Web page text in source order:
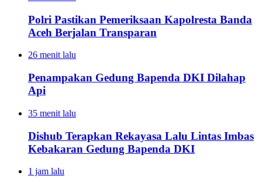
Polri Pastikan Pemeriksaan Kapolresta Banda
Aceh Berjalan Transparan
26 menit lalu
Penampakan Gedung Bapenda DKI Dilahap
Api
35 menit lalu
Dishub Terapkan Rekayasa Lalu Lintas Imbas
Kebakaran Gedung Bapenda DKI
1 jam lalu